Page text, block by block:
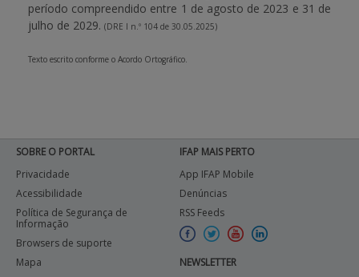
período compreendido entre 1 de agosto de 2023 e 31 de
julho de 2029. (DRE I n.º 104 de 30.05.2025)
Texto escrito conforme o Acordo Ortográfico.
SOBRE O PORTAL
Privacidade
Acessibilidade
Política de Segurança de
Informação
Browsers de suporte
Mapa
IFAP MAIS PERTO
App IFAP Mobile
Denúncias
RSS Feeds
NEWSLETTER